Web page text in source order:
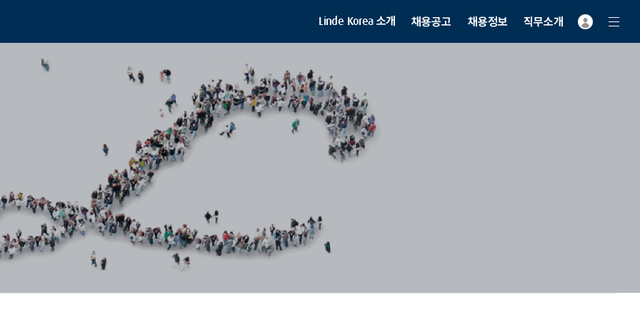
Linde Korea 소개 채용공고 채용정보 직무소개